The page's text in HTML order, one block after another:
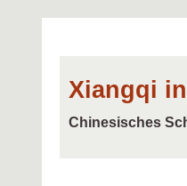
Xiangqi
Chinesisches